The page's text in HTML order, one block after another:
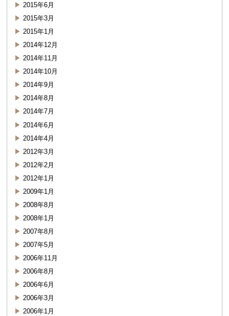
2015年6月
2015年3月
2015年1月
2014年12月
2014年11月
2014年10月
2014年9月
2014年8月
2014年7月
2014年6月
2014年4月
2012年3月
2012年2月
2012年1月
2009年1月
2008年8月
2008年1月
2007年8月
2007年5月
2006年11月
2006年8月
2006年6月
2006年3月
2006年1月